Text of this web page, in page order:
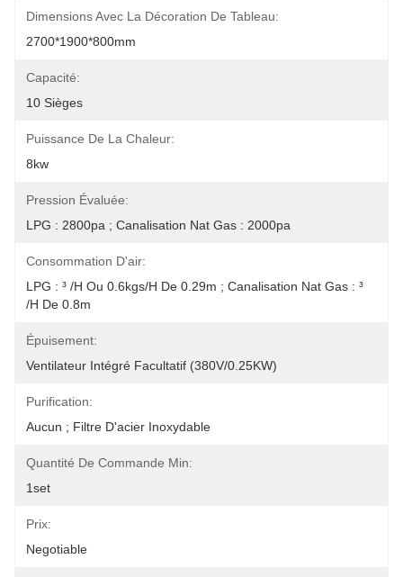
Dimensions Avec La Décoration De Tableau:
2700*1900*800mm
Capacité:
10 Sièges
Puissance De La Chaleur:
8kw
Pression Évaluée:
LPG : 2800pa ; Canalisation Nat Gas : 2000pa
Consommation D'air:
LPG : ³ /h Ou 0.6kgs/h De 0.29m ; Canalisation Nat Gas : ³
/h De 0.8m
Épuisement:
Ventilateur Intégré Facultatif (380V/0.25KW)
Purification:
Aucun ; Filtre D'acier Inoxydable
Quantité De Commande Min:
1set
Prix:
Negotiable